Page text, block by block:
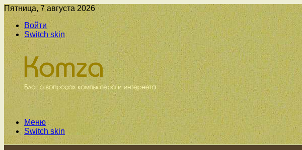
Пятница, 7 августа 2026
Войти
Switch skin
Меню
Switch skin